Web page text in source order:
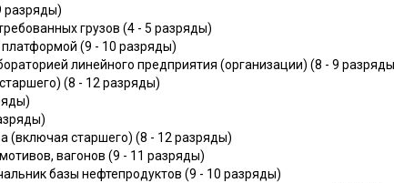
разряды)
грузов (4 - 5 разряды)
(9 - 10 разряды)
линейного предприятия (организации) (8 - 9
(8 - 12 разряды)
(включая старшего) (8 - 12 разряды)
вагонов (9 - 11 разряды)
базы нефтепродуктов (9 - 10 разряды)